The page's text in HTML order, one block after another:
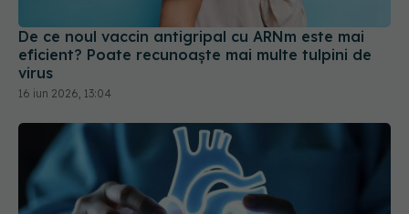
De ce noul vaccin antigripal cu ARNm este mai
eficient? Poate recunoaște mai multe tulpini de
virus
16 iun 2026, 13:04